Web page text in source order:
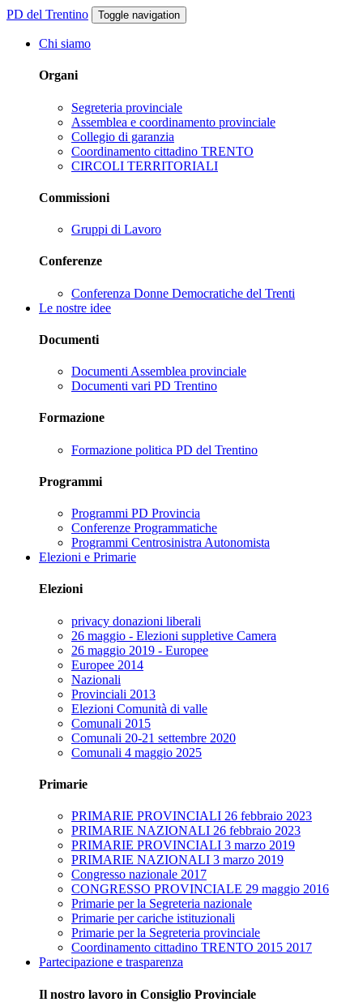
PD del Trentino Toggle navigation
Chi siamo
Organi
Segreteria provinciale
Assemblea e coordinamento provinciale
Collegio di garanzia
Coordinamento cittadino TRENTO
CIRCOLI TERRITORIALI
Commissioni
Gruppi di Lavoro
Conferenze
Conferenza Donne Democratiche del Trenti
Le nostre idee
Documenti
Documenti Assemblea provinciale
Documenti vari PD Trentino
Formazione
Formazione politica PD del Trentino
Programmi
Programmi PD Provincia
Conferenze Programmatiche
Programmi Centrosinistra Autonomista
Elezioni e Primarie
Elezioni
privacy donazioni liberali
26 maggio - Elezioni suppletive Camera
26 maggio 2019 - Europee
Europee 2014
Nazionali
Provinciali 2013
Elezioni Comunità di valle
Comunali 2015
Comunali 20-21 settembre 2020
Comunali 4 maggio 2025
Primarie
PRIMARIE PROVINCIALI 26 febbraio 2023
PRIMARIE NAZIONALI 26 febbraio 2023
PRIMARIE PROVINCIALI 3 marzo 2019
PRIMARIE NAZIONALI 3 marzo 2019
Congresso nazionale 2017
CONGRESSO PROVINCIALE 29 maggio 2016
Primarie per la Segreteria nazionale
Primarie per cariche istituzionali
Primarie per la Segreteria provinciale
Coordinamento cittadino TRENTO 2015 2017
Partecipazione e trasparenza
Il nostro lavoro in Consiglio Provinciale